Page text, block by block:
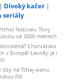
Divoký kačer
seriály
festivalu Tóny
ve 3000 metrech
Chorvatsko
v Evropě! Levněji je i
slzy na Tchaj-wanu
říši